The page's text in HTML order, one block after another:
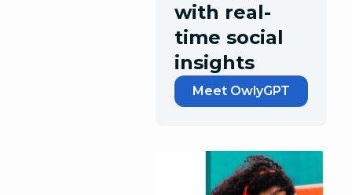
with real-
time social
insights
Meet OwlyGPT